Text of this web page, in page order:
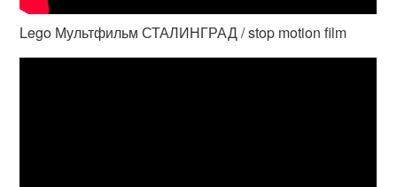
Lego Мультфильм СТАЛИНГРАД / stop motion film